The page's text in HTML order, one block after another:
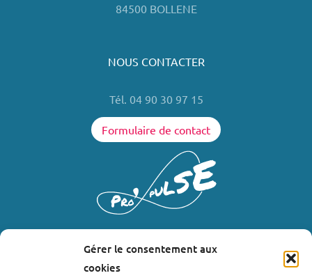
Gérer le consentement aux
cookies
84500 BOLLENE
NOUS CONTACTER
Tél. 04 90 30 97 15
Formulaire de contact